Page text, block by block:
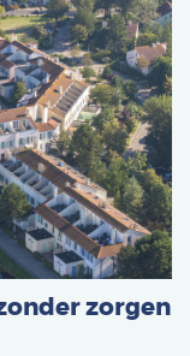
zorgen